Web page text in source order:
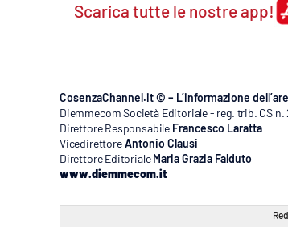
Scarica tutte le nostre app!
CosenzaChannel.it © – L’informazione
Diemmecom Società Editoriale - reg. trib. CS n.
Direttore Responsabile Francesco Laratta
VicedirettoreAntonio Clausi
Direttore Editoriale Maria Grazia Falduto
www.diemmecom.it